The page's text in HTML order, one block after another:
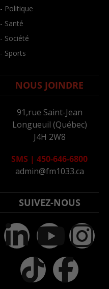
- Politique
- Santé
- Société
- Sports
NOUS JOINDRE
91,rue Saint-Jean
Longueuil (Québec)
J4H 2W8
SMS | 450-646-6800
admin@fm1033.ca
SUIVEZ-NOUS